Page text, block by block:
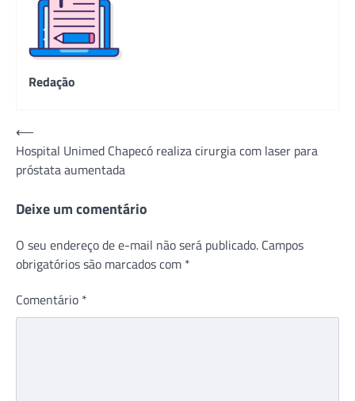
Redação
Navegação
de
Post
⟵
Hospital Unimed Chapecó realiza cirurgia com laser para
próstata aumentada
Deixe um comentário
O seu endereço de e-mail não será publicado. Campos
obrigatórios são marcados com *
Comentário *